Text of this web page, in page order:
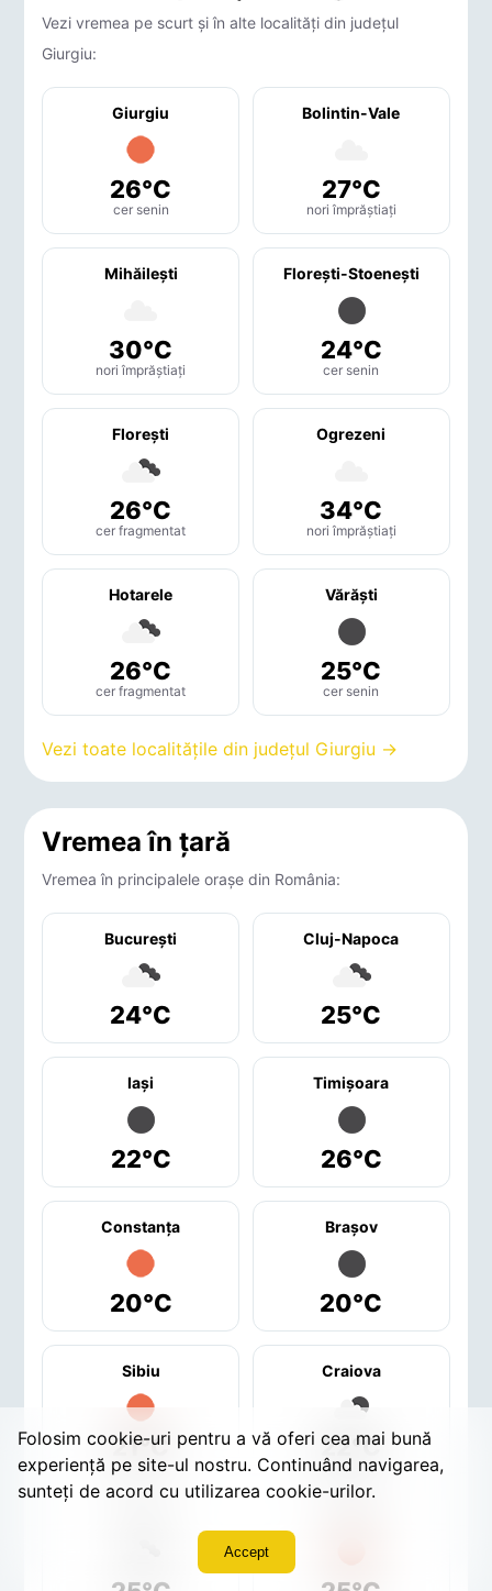
Vezi vremea pe scurt și în alte localități din județul
Giurgiu:
Giurgiu
26°C
cer senin
Bolintin-Vale
27°C
nori împrăștiați
Mihăileşti
30°C
nori împrăștiați
Floreşti-Stoeneşti
24°C
cer senin
Floreşti
26°C
cer fragmentat
Ogrezeni
34°C
nori împrăștiați
Hotarele
26°C
cer fragmentat
Vărăşti
25°C
cer senin
Vezi toate localitățile din județul Giurgiu →
Vremea în țară
Vremea în principalele orașe din România:
București
24°C
Cluj-Napoca
25°C
Iaşi
22°C
Timişoara
26°C
Constanţa
20°C
Braşov
20°C
Sibiu
21°C
Craiova
22°C
Folosim cookie-uri pentru a vă oferi cea mai bună
experiență pe site-ul nostru. Continuând navigarea,
sunteți de acord cu utilizarea cookie-urilor.
Accept